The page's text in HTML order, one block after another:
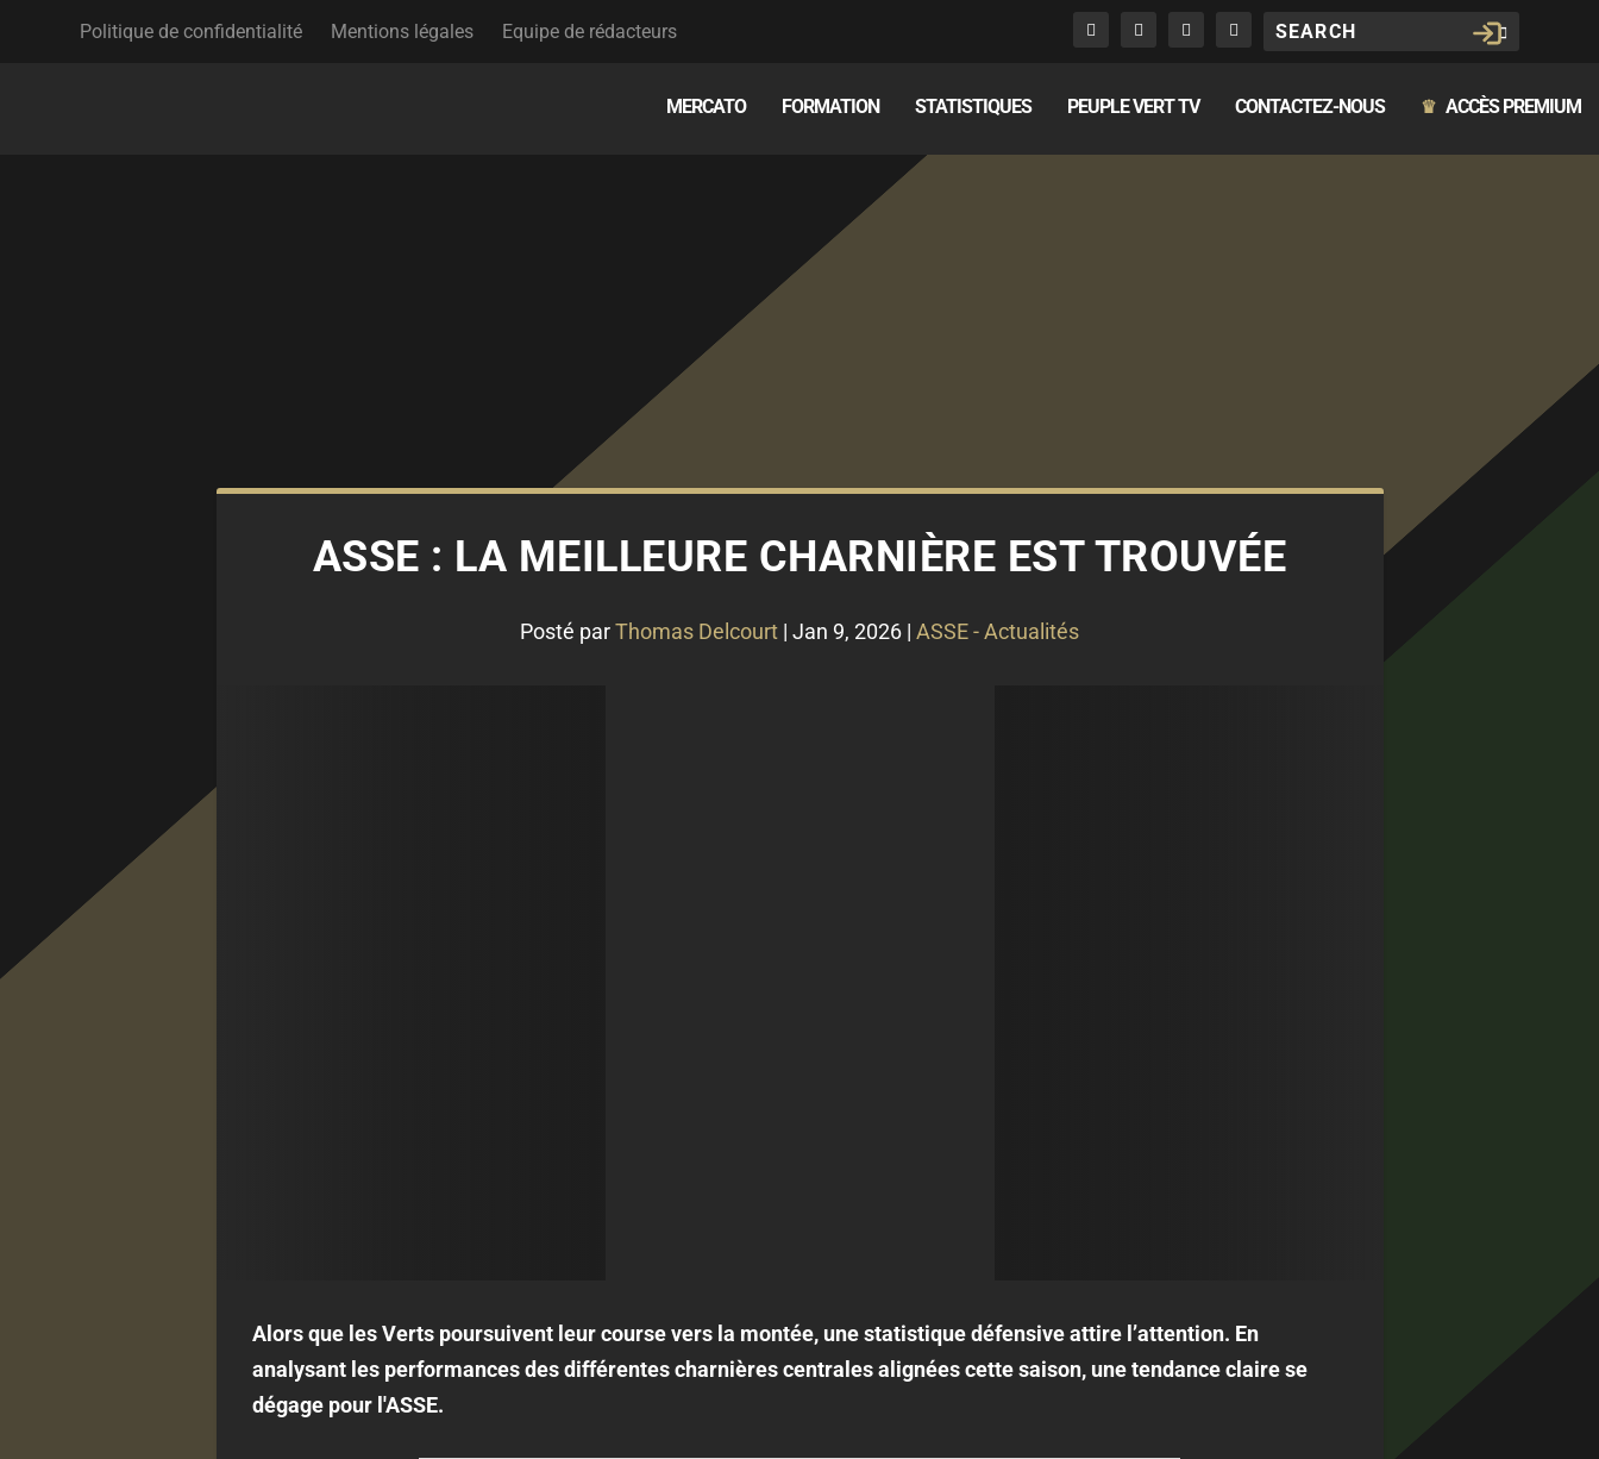
Politique de confidentialité Mentions légales Equipe de rédacteurs
MERCATO FORMATION STATISTIQUES PEUPLE VERT TV CONTACTEZ-NOUS ♛ ACCÈS PREMIUM
ASSE : LA MEILLEURE CHARNIÈRE EST TROUVÉE
Posté parThomas Delcourt | Jan 9, 2026 | ASSE - Actualités
Alors que les Verts poursuivent leur course vers la montée, une statistique défensive attire l’attention. En
analysant les performances des différentes charnières centrales alignées cette saison, une tendance claire se
dégage pour l'ASSE.